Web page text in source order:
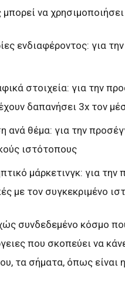
να
ενδιαφέροντος: για
στοιχεία: για την
δαπανήσει 3x τον
ανά θέμα: για την
ιστότοπους
μάρκετινγκ: για
με τον συγκεκριμένο
συνδεδεμένο κόσμο
που σκοπεύει να
τα σήματα, όπως